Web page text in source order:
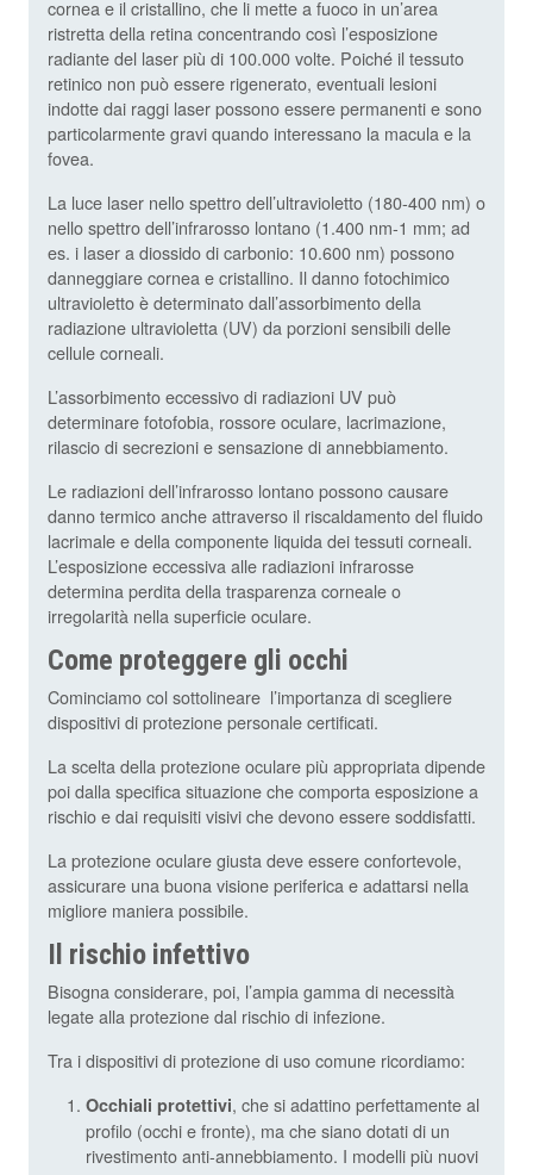
cornea e il cristallino, che li mette a fuoco in un’area
ristretta della retina concentrando così l’esposizione
radiante del laser più di 100.000 volte. Poiché il tessuto
retinico non può essere rigenerato, eventuali lesioni
indotte dai raggi laser possono essere permanenti e sono
particolarmente gravi quando interessano la macula e la
fovea.
La luce laser nello spettro dell’ultravioletto (180-400 nm) o
nello spettro dell’infrarosso lontano (1.400 nm-1 mm; ad
es. i laser a diossido di carbonio: 10.600 nm) possono
danneggiare cornea e cristallino. Il danno fotochimico
ultravioletto è determinato dall’assorbimento della
radiazione ultravioletta (UV) da porzioni sensibili delle
cellule corneali.
L’assorbimento eccessivo di radiazioni UV può
determinare fotofobia, rossore oculare, lacrimazione,
rilascio di secrezioni e sensazione di annebbiamento.
Le radiazioni dell’infrarosso lontano possono causare
danno termico anche attraverso il riscaldamento del fluido
lacrimale e della componente liquida dei tessuti corneali.
L’esposizione eccessiva alle radiazioni infrarosse
determina perdita della trasparenza corneale o
irregolarità nella superficie oculare.
Come proteggere gli occhi
Cominciamo col sottolineare l’importanza di scegliere
dispositivi di protezione personale certificati.
La scelta della protezione oculare più appropriata dipende
poi dalla specifica situazione che comporta esposizione a
rischio e dai requisiti visivi che devono essere soddisfatti.
La protezione oculare giusta deve essere confortevole,
assicurare una buona visione periferica e adattarsi nella
migliore maniera possibile.
Il rischio infettivo
Bisogna considerare, poi, l’ampia gamma di necessità
legate alla protezione dal rischio di infezione.
Tra i dispositivi di protezione di uso comune ricordiamo:
Occhiali protettivi, che si adattino perfettamente al
profilo (occhi e fronte), ma che siano dotati di un
rivestimento anti-annebbiamento. I modelli più nuovi